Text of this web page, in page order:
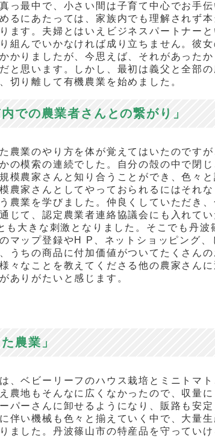
っ最中で、小さい間は子育て中心でお手
るにあたっては、家族内でも理解されず
ます。夫婦とはいえビジネスパートナー
組んでいかなければ成り立ちません。彼
かりましたが、今思えば、それがあった
と思います。しかし、最初は義父と全部
切り離して有機農業を始めました。
内での農業者さんとの繋がり」
農業のやり方を体が覚えてはいたのです
の模索の連続でした。自分の殻の中で閉
模農家さんと知り合うことができ、色々
農家さんとしてやっておられるにはそれ
農業を学びました。仲良くしていただき
じて、認定農業者連絡協議会にも入れて
も大きな刺激となりました。そこでも丹波
マップ登録やH P
、ネットショッピング
うちの商品に付加価値がついてたくさん
々なことを教えてくださる他の農家さん
ありがたいと感じます。
農業」
、ベビーリーフのハウス栽培とミニトマ
農地もそんなに広くなかったので、収量
パーさんに卸せるようになり、販路も安
伴い機械も色々と揃えていく中で、大量
ました。丹波篠山市の特産品を守ってい